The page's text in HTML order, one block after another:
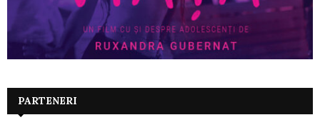
PARTENERI